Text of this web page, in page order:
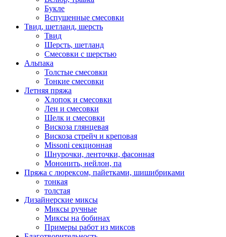
Букле
Вспушенные смесовки
Твид, шетланд, шерсть
Твид
Шерсть, шетланд
Смесовки с шерстью
Альпака
Толстые смесовки
Тонкие смесовки
Летняя пряжа
Хлопок и смесовки
Лен и смесовки
Шелк и смесовки
Вискоза глянцевая
Вискоза стрейч и креповая
Missoni секционная
Шнурочки, ленточки, фасонная
Мононить, нейлон, па
Пряжа с люрексом, пайетками, шишибриками
тонкая
толстая
Дизайнерские миксы
Миксы ручные
Миксы на бобинах
Примеры работ из миксов